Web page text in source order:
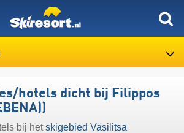
hotels dicht bij Filippos
bij hetskigebied Vasilitsa